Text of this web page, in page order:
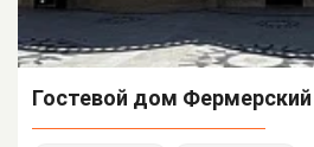
Гостевой дом Фермерский